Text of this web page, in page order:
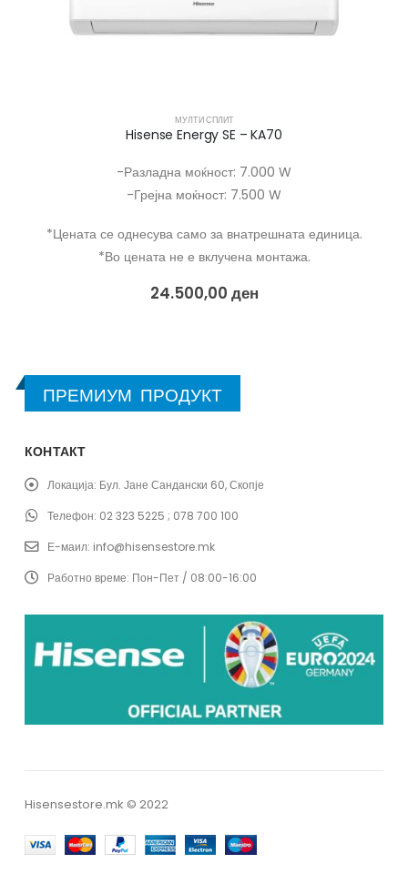
МУЛТИ СПЛИТ
Hisense Energy SE – KA70
-Разладна моќност: 7.000 W
-Грејна моќност: 7.500 W
*Цената се однесува само за внатрешната единица.
*Во цената не е вклучена монтажа.
24.500,00 ден
ПРЕМИУМ ПРОДУКТ
КОНТАКТ
Локација: Бул. Јане Сандански 60, Скопје
Телефон: 02 323 5225 ; 078 700 100
Е-маил: info@hisensestore.mk
Работно време: Пон-Пет / 08:00-16:00
Hisensestore.mk © 2022